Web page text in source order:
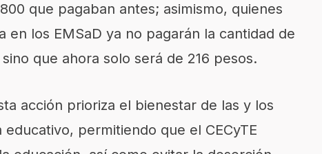
que pagaban antes; asimismo, quienes
en los EMSaD ya no pagarán la cantidad de
que ahora solo será de 216 pesos.
acción prioriza el bienestar de las y los
permitiendo que el CECyTE